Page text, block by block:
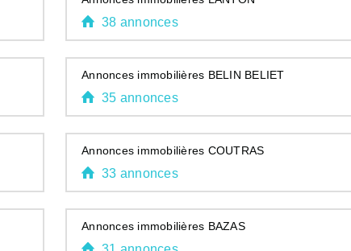
38 annonces
Annonces immobilières BELIN BELIET
35 annonces
Annonces immobilières COUTRAS
33 annonces
Annonces immobilières BAZAS